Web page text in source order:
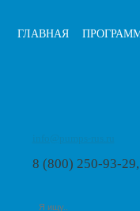
ГЛАВНАЯ
8 (800) 250-93-